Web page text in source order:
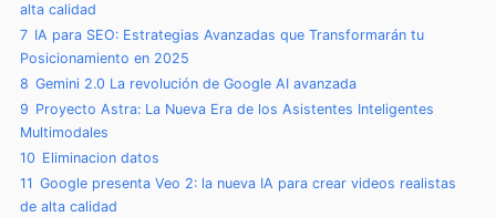
alta calidad
7 IA para SEO: Estrategias Avanzadas que Transformarán tu
Posicionamiento en 2025
8 Gemini 2.0 La revolución de Google AI avanzada
9 Proyecto Astra: La Nueva Era de los Asistentes Inteligentes
Multimodales
10 Eliminacion datos
11 Google presenta Veo 2: la nueva IA para crear videos realistas
de alta calidad